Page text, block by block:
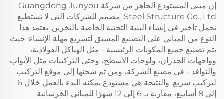
إن مبنى المستودع الجاهز من شركة Guangdong Junyou
Steel Structure Co., Ltd. مصمم للشركات التي لا تستطيع
تحمل تأخير في إنشاء البنية التحتية الخاصة بالتخزين. يعتمد هذا
النوع من المباني على التصنيع المسبق لتسريع مهلة الإنشاء: حيث
يتم تصنيع جميع المكونات الرئيسية - مثل الهياكل الفولاذية،
وواجهات الجدران، ولوحات الأسطح، وحتى التركيبات مثل الأبواب
والنوافذ - في مصنع الشركة، ومن ثم شحنها إلى موقع التركيب
لتركيب سريع. والنتيجة هي مستودع يمكنه البدء بالعمل خلال 6
إلى 8 أسابيع، مقارنة بـ 6 إلى 12 شهرًا للمباني الخرسانية